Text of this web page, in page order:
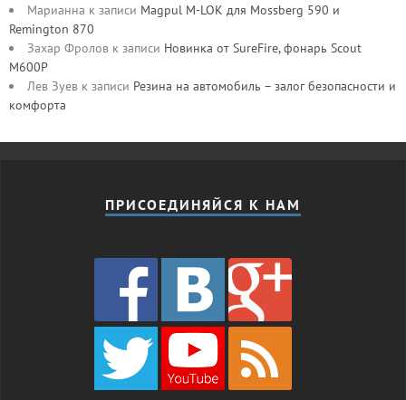
Марианна к записи Magpul M-LOK для Mossberg 590 и
Remington 870
Захар Фролов к записи Новинка от SureFire, фонарь Scout
M600P
Лев Зуев к записи Резина на автомобиль – залог безопасности и
комфорта
ПРИСОЕДИНЯЙСЯ К НАМ